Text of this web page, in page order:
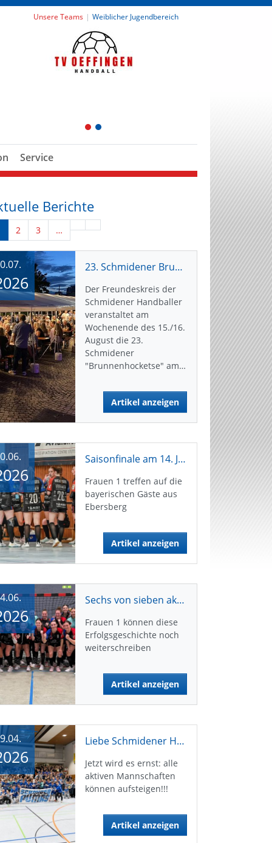
Unsere Teams Weiblicher Jugendbereich
1 2
Service
Berichte
2 3 …
23. Schmidener Brunnenhocketse
Der Freundeskreis der
Schmidener Handballer
veranstaltet am
Wochenende des 15./16.
August die 23.
Schmidener
"Brunnenhocketse" am…
Artikel anzeigen
Saisonfinale am 14. Juni
Frauen 1 treffen auf die
bayerischen Gäste aus
Ebersberg
Artikel anzeigen
Sechs von sieben aktiven Mannschaften sind bereits aufgestiegen
Frauen 1 können diese
Erfolgsgeschichte noch
weiterschreiben
Artikel anzeigen
Liebe Schmidener Handballfreunde, liebe Freundeskreismitglieder !
Jetzt wird es ernst: alle
aktiven Mannschaften
können aufsteigen!!!
Artikel anzeigen